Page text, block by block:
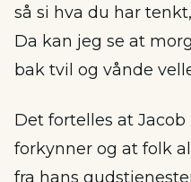
så si hva du har
Da kan jeg se at
bak tvil og vånde
Det fortelles at
forkynner og at folk
fra hans